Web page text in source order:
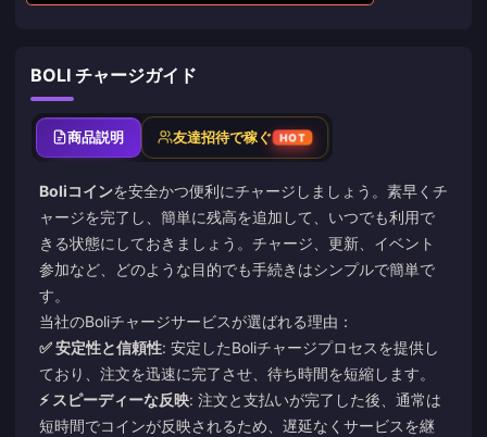
BOLI チャージガイド
商品説明 友達招待で稼ぐ HOT
Boliコインを安全かつ便利にチャージしましょう。素早くチ
ャージを完了し、簡単に残高を追加して、いつでも利用で
きる状態にしておきましょう。チャージ、更新、イベント
参加など、どのような目的でも手続きはシンプルで簡単で
す。
当社のBoliチャージサービスが選ばれる理由：
✅ 安定性と信頼性: 安定したBoliチャージプロセスを提供し
ており、注文を迅速に完了させ、待ち時間を短縮します。
⚡ スピーディーな反映: 注文と支払いが完了した後、通常は
短時間でコインが反映されるため、遅延なくサービスを継